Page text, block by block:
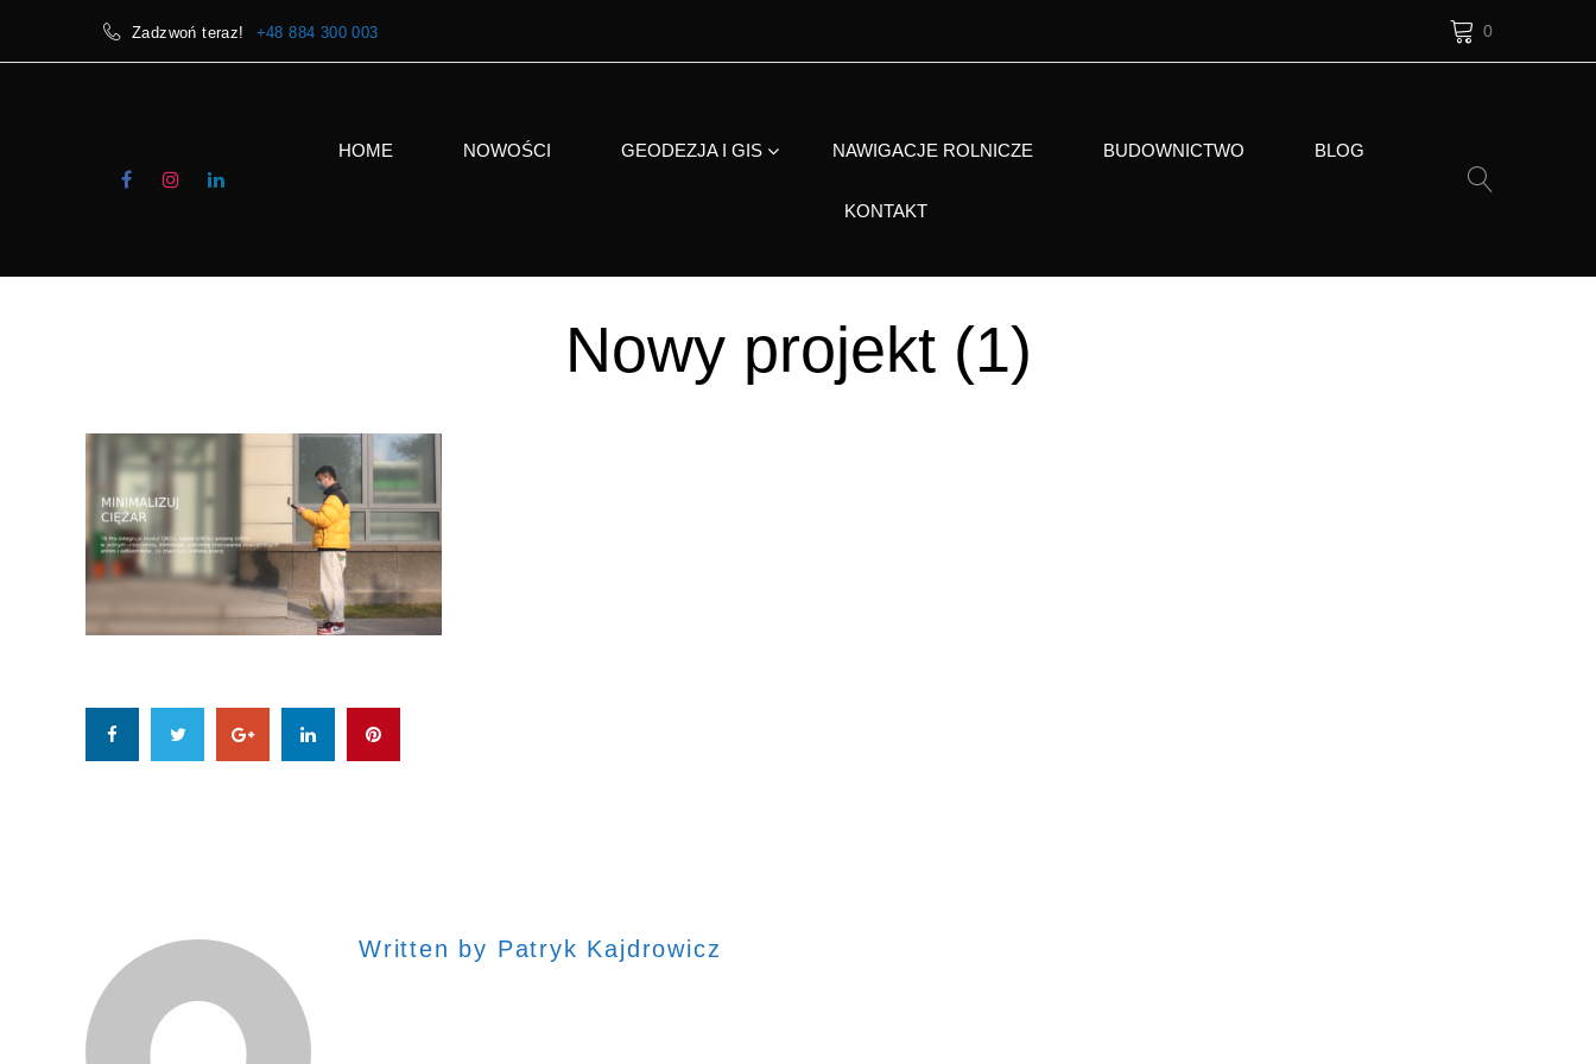
Zadzwoń teraz! +48 884 300 003 0
HOME NOWOŚCI GEODEZJA I GIS NAWIGACJE ROLNICZE BUDOWNICTWO BLOG
KONTAKT
Nowy projekt (1)
Written by Patryk Kajdrowicz